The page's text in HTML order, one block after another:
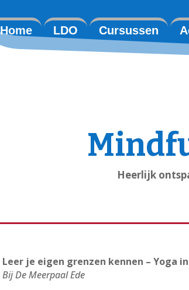
Home LDO Cursussen
Heerlijk
Leer je eigen grenzen kennen – Yoga
Bij De Meerpaal Ede